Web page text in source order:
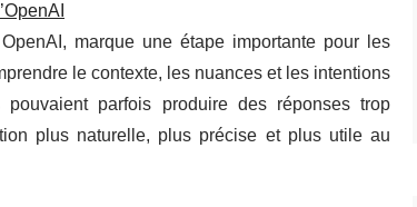
marque une étape importante pour les
le contexte, les nuances et les intentions
parfois produire des réponses trop
plus naturelle, plus précise et plus utile au